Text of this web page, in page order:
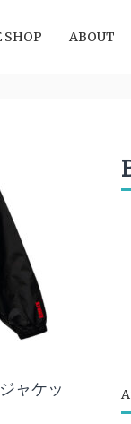
SHOP ABOUT
ャケッ